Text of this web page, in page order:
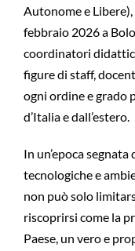
Autonome e
febbraio 2026 a
coordinatori
figure di staff,
ogni ordine e grado
d’Italia e dall’estero.
In un’epoca
tecnologiche e
non può solo
riscoprirsi come la
Paese, un vero e